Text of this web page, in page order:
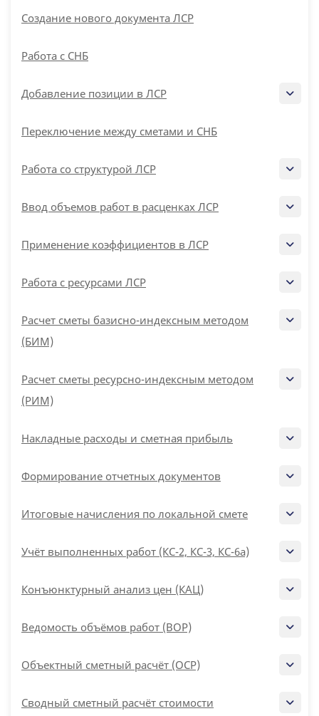
Создание нового документа ЛСР
Работа с СНБ
Добавление позиции в ЛСР
Переключение между сметами и СНБ
Работа со структурой ЛСР
Ввод объемов работ в расценках ЛСР
Применение коэффициентов в ЛСР
Работа с ресурсами ЛСР
Расчет сметы базисно-индексным методом
(БИМ)
Расчет сметы ресурсно-индексным методом
(РИМ)
Накладные расходы и сметная прибыль
Формирование отчетных документов
Итоговые начисления по локальной смете
Учёт выполненных работ (КС-2, КС-3, КС-6а)
Конъюнктурный анализ цен (КАЦ)
Ведомость объёмов работ (ВОР)
Объектный сметный расчёт (ОСР)
Сводный сметный расчёт стоимости